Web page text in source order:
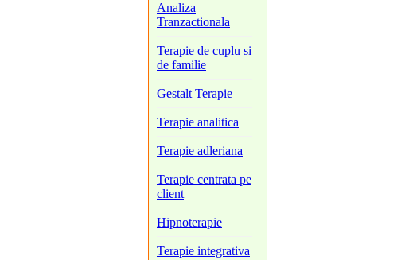
Analiza
Tranzactionala
Terapie de cuplu si
de familie
Gestalt Terapie
Terapie analitica
Terapie adleriana
Terapie centrata pe
client
Hipnoterapie
Terapie integrativa